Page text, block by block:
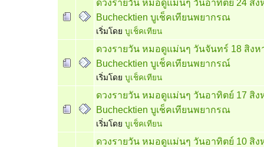
ดวงรายวัน หมอดูแม่นๆ วันอาทิตย์ 24 สิง
Buchecktien บูเช็คเทียนพยากรณ
เริ่มโดย บูเช็คเทียน
ดวงรายวัน หมอดูแม่นๆ วันจันทร์ 18 สิงห
Buchecktien บูเช็คเทียนพยากรณ์
เริ่มโดย บูเช็คเทียน
ดวงรายวัน หมอดูแม่นๆ วันอาทิตย์ 17 สิง
Buchecktien บูเช็คเทียนพยากรณ
เริ่มโดย บูเช็คเทียน
ดวงรายวัน หมอดูแม่นๆ วันอาทิตย์ 10 สิง